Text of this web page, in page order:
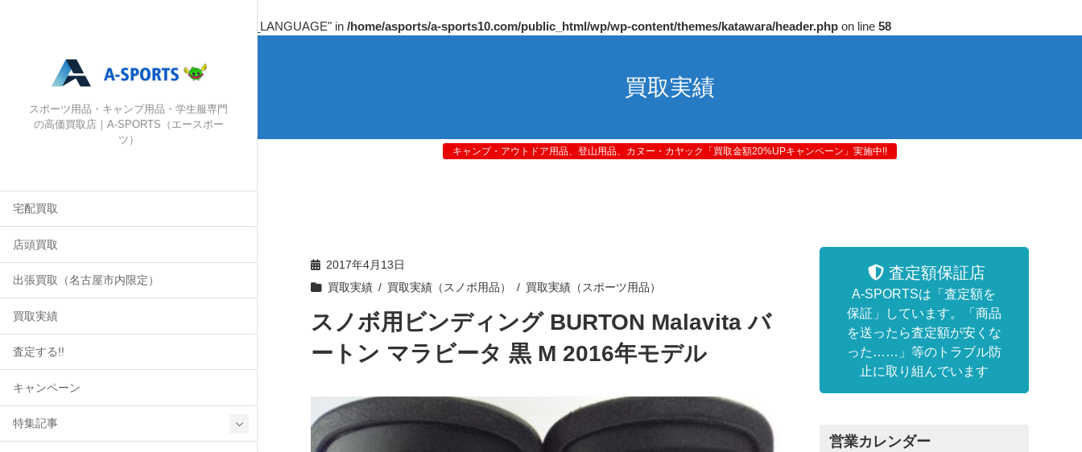
: Undefined array key "HTTP_ACCEPT_LANGUAGE" in /home/asports/a-sports10.com/public_html/wp/wp-content/themes/katawara/header.php on line 58
スポーツ用品・キャンプ用品・学生服専門
の高価買取店｜A-SPORTS（エースポー
ツ）
宅配買取
店頭買取
出張買取（名古屋市内限定）
買取実績
査定する!!
キャンペーン
特集記事
買取実績
キャンプ・アウトドア用品、登山用品、カヌー・カヤック「買取金額20%UPキャンペーン」実施中!!
2017年4月13日
買取実績
買取実績（スノボ用品） 買取実績（スポーツ用品）
スノボ用ビンディング BURTON Malavita バ
ートン マラビータ 黒 M 2016年モデル
査定額保証店
A-SPORTSは「査定額を
保証」しています。「商品
を送ったら査定額が安くな
った……」等のトラブル防
止に取り組んでいます
営業カレンダー